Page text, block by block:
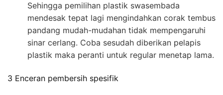
Sehingga pemilihan plastik swasembada
mendesak tepat lagi mengindahkan corak tembus
pandang mudah-mudahan tidak mempengaruhi
sinar cerlang. Coba sesudah diberikan pelapis
plastik maka peranti untuk regular menetap lama.
3 Enceran pembersih spesifik